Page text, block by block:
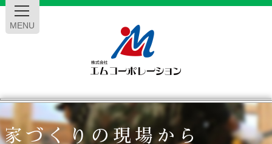
MENU
エ
ム